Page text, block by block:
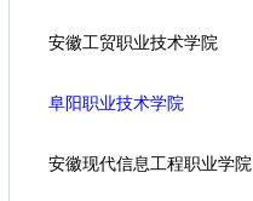
安徽工贸职业技术学院
阜阳职业技术学院
安徽现代信息工程职业学院